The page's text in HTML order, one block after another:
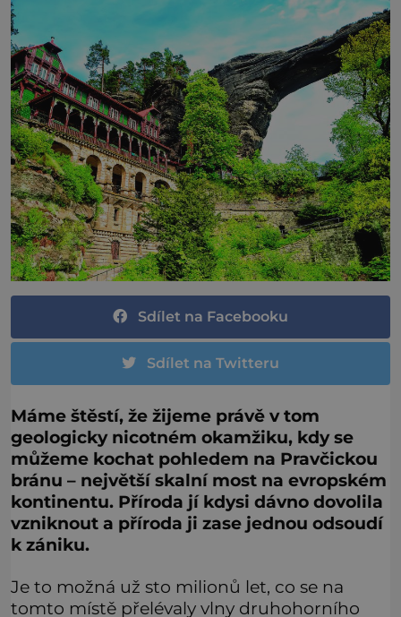
Sdílet na Facebooku
Sdílet na Twitteru
Máme štěstí, že žijeme právě v tom
geologicky nicotném okamžiku, kdy se
můžeme kochat pohledem na Pravčickou
bránu – největší skalní most na evropském
kontinentu. Příroda jí kdysi dávno dovolila
vzniknout a příroda ji zase jednou odsoudí
k zániku.
Je to možná už sto milionů let, co se na
tomto místě přelévaly vlny druhohorního